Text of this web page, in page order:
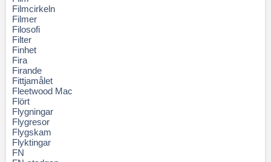
Filmcirkeln
Filmer
Filosofi
Filter
Finhet
Fira
Firande
Fittjamålet
Fleetwood Mac
Flört
Flygningar
Flygresor
Flygskam
Flyktingar
FN